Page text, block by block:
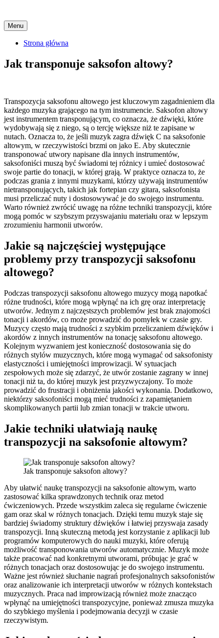
Menu Skip
to
content
Strona główna
Jak transponuje saksofon altowy?
Transpozycja saksofonu altowego jest kluczowym zagadnieniem dla
każdego muzyka grającego na tym instrumencie. Saksofon altowy
jest instrumentem transponującym, co oznacza, że dźwięki, które
wydobywają się z niego, są o tercję większe niż te zapisane w
nutach. Oznacza to, że jeśli muzyk zagra dźwięk C na saksofonie
altowym, w rzeczywistości brzmi on jako E. Aby skutecznie
transponować utwory napisane dla innych instrumentów,
saksofoniści muszą być świadomi tej różnicy i umieć dostosować
swoje partie do tonacji, w której grają. W praktyce oznacza to, że
podczas grania z innymi muzykami, którzy używają instrumentów
nietransponujących, takich jak fortepian czy gitara, saksofonista
musi przeliczać nuty i dostosowywać je do swojego instrumentu.
Warto również zwrócić uwagę na różne techniki transpozycji, które
mogą pomóc w szybszym przyswajaniu materiału oraz w lepszym
zrozumieniu harmonii utworów.
Jakie są najczęściej występujące
problemy przy transpozycji saksofonu
altowego?
Podczas transpozycji saksofonu altowego muzycy mogą napotkać
różne trudności, które mogą wpłynąć na ich grę oraz interpretację
utworów. Jednym z najczęstszych problemów jest brak znajomości
tonacji i akordów, co może prowadzić do pomyłek w czasie gry.
Muzycy często mają trudności z szybkim przeliczaniem dźwięków i
akordów z innych instrumentów na tonację saksofonu altowego.
Kolejnym wyzwaniem jest konieczność dostosowania się do
różnych stylów muzycznych, które mogą wymagać od saksofonisty
elastyczności i umiejętności improwizacji. W sytuacjach
zespołowych może się zdarzyć, że utwór zostanie zagrany w innej
tonacji niż ta, do której muzyk jest przyzwyczajony. To może
prowadzić do frustracji i obniżenia jakości wykonania. Dodatkowo,
niektórzy saksofoniści mogą mieć trudności z zapamiętaniem
skomplikowanych partii lub zmian tonacji w trakcie utworu.
Jakie techniki ułatwiają naukę
transpozycji na saksofonie altowym?
Jak transponuje saksofon altowy?
Aby ułatwić naukę transpozycji na saksofonie altowym, warto
zastosować kilka sprawdzonych technik oraz metod
ćwiczeniowych. Przede wszystkim zaleca się regularne ćwiczenie
gam oraz skal w różnych tonacjach. Dzięki temu muzyk staje się
bardziej świadomy struktury dźwięków i łatwiej przyswaja zasady
transpozycji. Inną skuteczną metodą jest korzystanie z aplikacji lub
programów komputerowych do nauki muzyki, które oferują
możliwość transponowania utworów automatycznie. Muzyk może
także pracować nad konkretnymi utworami, próbując je grać w
różnych tonacjach oraz dostosowując je do swojego instrumentu.
Ważne jest również słuchanie nagrań profesjonalnych saksofonistów
oraz analizowanie ich interpretacji utworów w różnych kontekstach
muzycznych. Praca nad improwizacją również może znacząco
wpłynąć na umiejętności transpozycyjne, ponieważ zmusza muzyka
do szybkiego myślenia i podejmowania decyzji w czasie
rzeczywistym.